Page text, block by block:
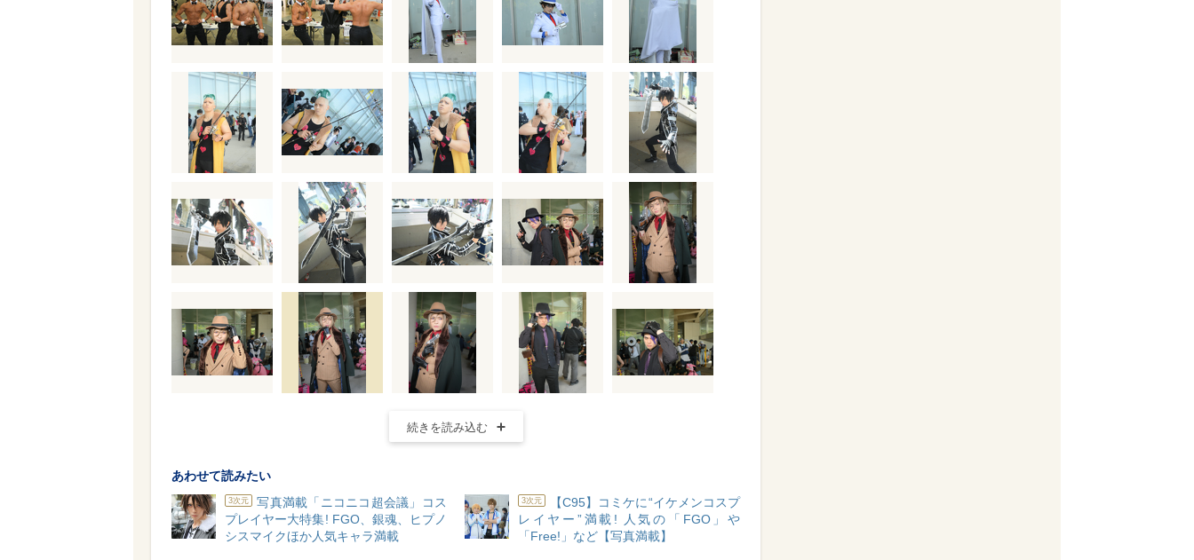
続きを読み込む
あわせて読みたい
3次元
写真満載「ニコニコ超会議」コス
プレイヤー大特集! FGO、銀魂、ヒプノ
シスマイクほか人気キャラ満載
3次元
【C95】コミケに“イケメンコスプ
レイヤー”満載! 人気の「FGO」や
「Free!」など【写真満載】